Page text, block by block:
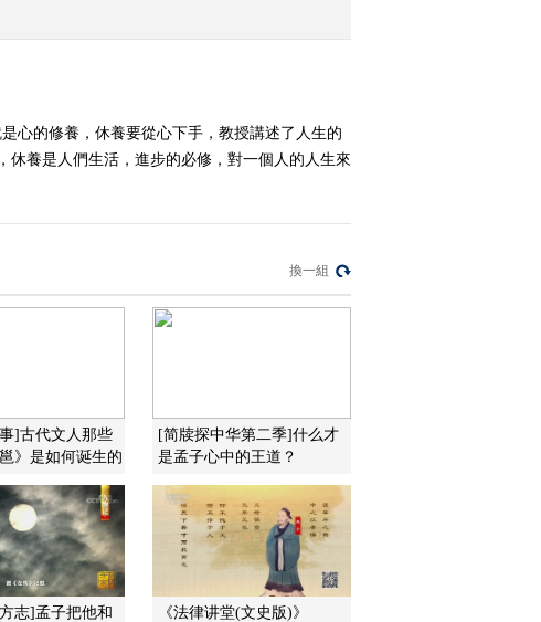
2010-03-24 18:09:13
2010-03-24 18:09:13
千年草堂之谜
2010-03-24 18:09:12
解读《三字经》 40
心的修養，休養要從心下手，教授講述了人生的
養是人們生活，進步的必修，對一個人的人生來
換一組
]古代文人那些
》是如何诞生的
[简牍探中华第二季]什么才
是孟子心中的王道？
志]孟子把他和
《法律讲堂(文史版)》